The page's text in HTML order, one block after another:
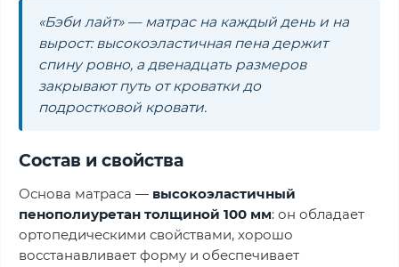
«Бэби лайт» — матрас на каждый день и на
вырост: высокоэластичная пена держит
спину ровно, а двенадцать размеров
закрывают путь от кроватки до
подростковой кровати.
Состав и свойства
Основа матраса — высокоэластичный
пенополиуретан толщиной 100 мм: он обладает
ортопедическими свойствами, хорошо
восстанавливает форму и обеспечивает